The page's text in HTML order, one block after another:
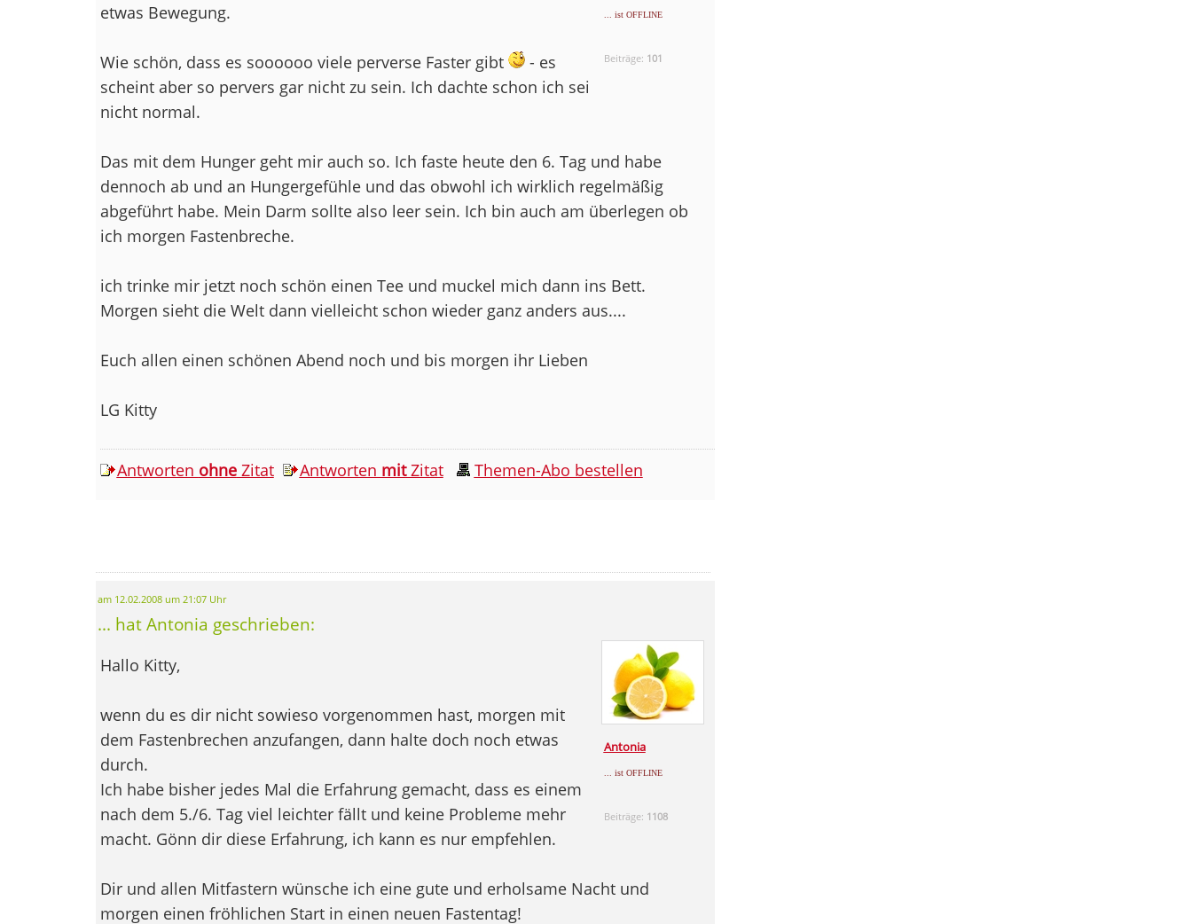
... ist OFFLINE
Beiträge: 101
etwas Bewegung.
Wie schön, dass es soooooo viele perverse Faster gibt
- es
scheint aber so pervers gar nicht zu sein. Ich dachte schon ich sei
nicht normal.
Das mit dem Hunger geht mir auch so. Ich faste heute den 6. Tag und habe
dennoch ab und an Hungergefühle und das obwohl ich wirklich regelmäßig
abgeführt habe. Mein Darm sollte also leer sein. Ich bin auch am überlegen ob
ich morgen Fastenbreche.
ich trinke mir jetzt noch schön einen Tee und muckel mich dann ins Bett.
Morgen sieht die Welt dann vielleicht schon wieder ganz anders aus....
Euch allen einen schönen Abend noch und bis morgen ihr Lieben
LG Kitty
Antworten ohneZitat Antworten mitZitat Themen-Abo bestellen
am 12.02.2008 um 21:07 Uhr
... hat Antonia geschrieben:
Antonia
... ist OFFLINE
Beiträge: 1108
Hallo Kitty,
wenn du es dir nicht sowieso vorgenommen hast, morgen mit
dem Fastenbrechen anzufangen, dann halte doch noch etwas
durch.
Ich habe bisher jedes Mal die Erfahrung gemacht, dass es einem
nach dem 5./6. Tag viel leichter fällt und keine Probleme mehr
macht. Gönn dir diese Erfahrung, ich kann es nur empfehlen.
Dir und allen Mitfastern wünsche ich eine gute und erholsame Nacht und
morgen einen fröhlichen Start in einen neuen Fastentag!